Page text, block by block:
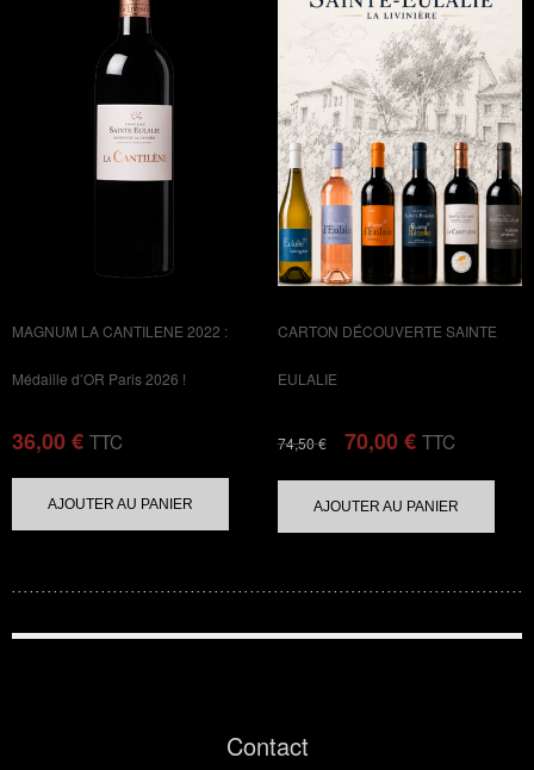
MAGNUM LA CANTILENE 2022 :
Médaille d’OR Paris 2026 !
36,00€ TTC
AJOUTER AU PANIER
CARTON DÉCOUVERTE SAINTE
EULALIE
74,50€ 70,00€ TTC
AJOUTER AU PANIER
Contact